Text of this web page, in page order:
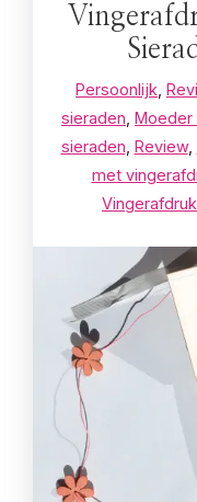
Persoonlijk
sieraden Moeder
sieraden Review,
met